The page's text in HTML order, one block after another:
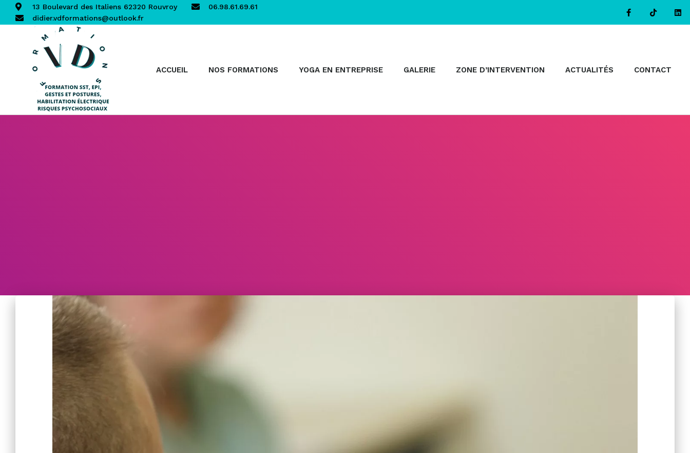
13 Boulevard des Italiens 62320 Rouvroy
06.98.61.69.61
didier.vdformations@outlook.fr
ACCUEIL NOS FORMATIONS YOGA EN ENTREPRISE GALERIE ZONE D’INTERVENTION ACTUALITÉS CONTACT